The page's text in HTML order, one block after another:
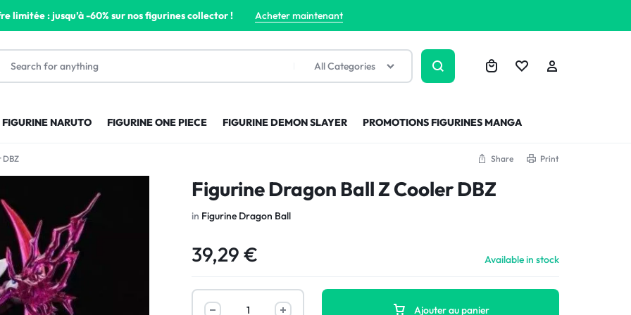
limitée : jusqu’à -60% sur nos figurines collector ! Acheter maintenant
All Categories
FIGURINE NARUTO FIGURINE ONE PIECE FIGURINE DEMON SLAYER PROMOTIONS FIGURINES MANGA
DBZ Share Print
Figurine Dragon Ball Z Cooler DBZ
in Figurine Dragon Ball
39,29€ Available in stock
Ajouter au panier